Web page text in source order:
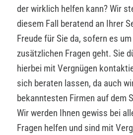
der wirklich helfen kann? Wir
diesem Fall beratend an Ihrer
Freude für Sie da, sofern es
zusätzlichen Fragen geht. Sie
hierbei mit Vergnügen
sich beraten lassen, da auch
bekanntesten Firmen auf dem
Wir werden Ihnen gewiss bei
Fragen helfen und sind mit